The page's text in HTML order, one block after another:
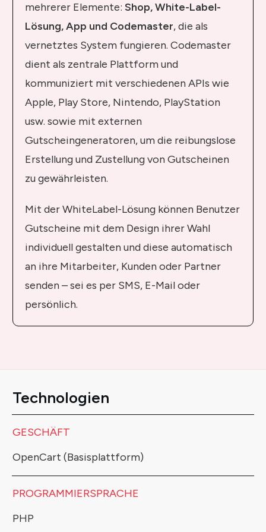
mehrerer Elemente: Shop, White-Label-
Lösung, App und Codemaster, die als
vernetztes System fungieren. Codemaster
dient als zentrale Plattform und
kommuniziert mit verschiedenen APIs wie
Apple, Play Store, Nintendo, PlayStation
usw. sowie mit externen
Gutscheingeneratoren, um die reibungslose
Erstellung und Zustellung von Gutscheinen
zu gewährleisten.
Mit der WhiteLabel-Lösung können Benutzer
Gutscheine mit dem Design ihrer Wahl
individuell gestalten und diese automatisch
an ihre Mitarbeiter, Kunden oder Partner
senden – sei es per SMS, E-Mail oder
persönlich.
Technologien
GESCHÄFT
OpenCart (Basisplattform)
PROGRAMMIERSPRACHE
PHP